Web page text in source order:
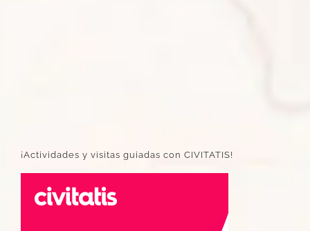
¡Actividades y visitas guiadas con CIVITATIS!